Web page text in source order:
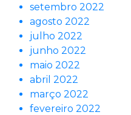
setembro 2022
agosto 2022
julho 2022
junho 2022
maio 2022
abril 2022
março 2022
fevereiro 2022